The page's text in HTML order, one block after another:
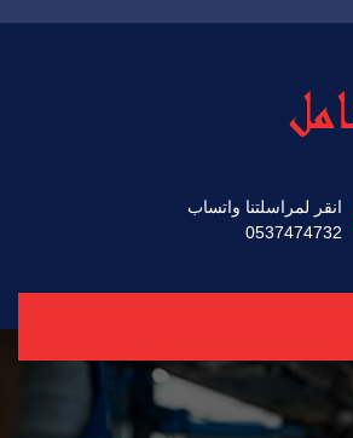
انقر لمراسلتنا واتساب
0537474732